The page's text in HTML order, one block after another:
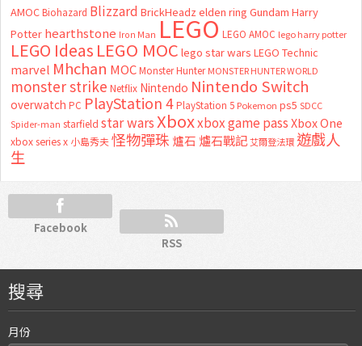
AMOC Biohazard Blizzard BrickHeadz elden ring Gundam Harry
Potter hearthstone Iron Man LEGO LEGO AMOC lego harry potter
LEGO Ideas LEGO MOC lego star wars LEGO Technic
marvel Mhchan MOC Monster Hunter MONSTER HUNTER WORLD
monster strike Netflix Nintendo Nintendo Switch
overwatch PC PlayStation 4 PlayStation 5 Pokemon ps5 SDCC
Spider-man starfield star wars Xboxxbox game passXbox One
xbox series x 小島秀夫怪物彈珠 爐石 爐石戰記艾爾登法環 遊戲人
生
Facebook
RSS
搜尋
月份